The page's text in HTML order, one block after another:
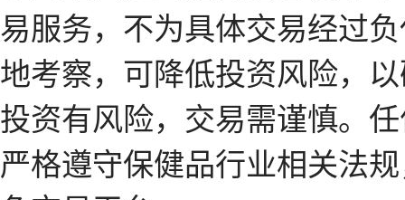
易服务，不为具体交易经过
地考察，可降低投资风险，
投资有风险，交易需谨慎。
严格遵守保健品行业相关法